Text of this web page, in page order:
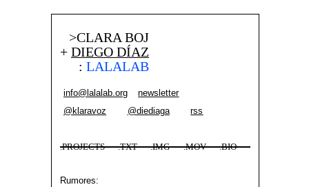
>CLARA BOJ
+ DIEGO DÍAZ
: LALALAB
info@lalalab.org
newsletter
@klaravoz
@diediaga rss
.PROJECTS .TXT .IMG .MOV .BIO
Rumores: